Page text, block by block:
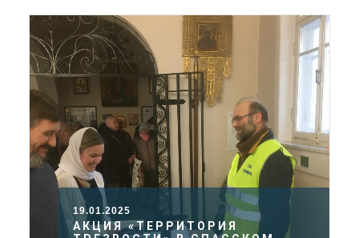
19.01.2025
АКЦИЯ «ТЕРРИТОРИЯ